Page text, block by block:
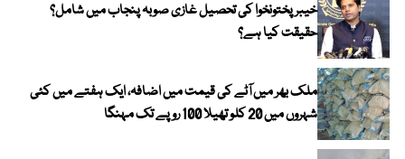
خیبر پختونخوا کی تحصیل غازی صوبہ پنجاب میں شامل؟
حقیقت کیا ہے؟
ملک بھر میں آٹے کی قیمت میں اضافہ، ایک ہفتے میں کئی
شہروں میں 20 کلو تھیلا 100 روپے تک مہنگا